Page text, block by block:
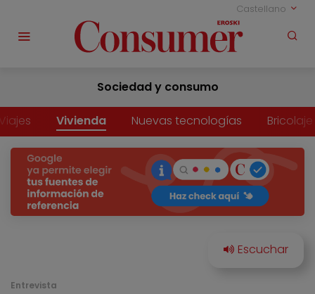
Castellano
Sociedad y consumo
Vivienda Nuevas tecnologías Bricolaje
Entrevista